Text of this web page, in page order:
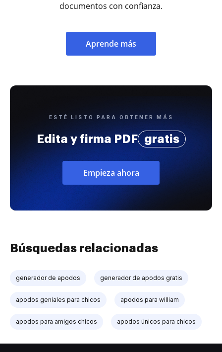
documentos con confianza.
Aprende más
ESTÉ LISTO PARA OBTENER MÁS
Edita y firma PDF gratis
Empieza ahora
Búsquedas relacionadas
generador de apodos generador de apodos gratis
apodos geniales para chicos apodos para william
apodos para amigos chicos apodos únicos para chicos